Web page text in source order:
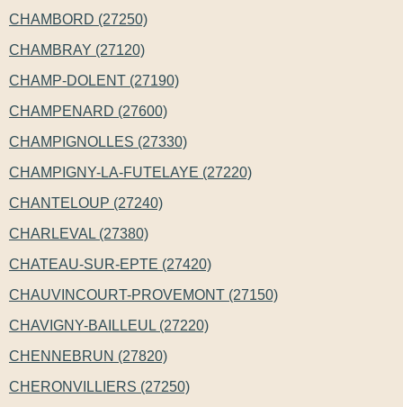
CHAMBORD (27250)
CHAMBRAY (27120)
CHAMP-DOLENT (27190)
CHAMPENARD (27600)
CHAMPIGNOLLES (27330)
CHAMPIGNY-LA-FUTELAYE (27220)
CHANTELOUP (27240)
CHARLEVAL (27380)
CHATEAU-SUR-EPTE (27420)
CHAUVINCOURT-PROVEMONT (27150)
CHAVIGNY-BAILLEUL (27220)
CHENNEBRUN (27820)
CHERONVILLIERS (27250)